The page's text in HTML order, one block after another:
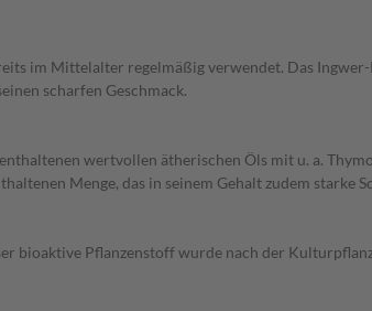
im Mittelalter regelmäßig verwendet. Das
scharfen Geschmack.
wertvollen ätherischen Öls mit u. a.
Menge, das in seinem Gehalt zudem starke
bioaktive Pflanzenstoff wurde nach der